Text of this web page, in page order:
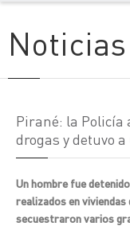
Noticias
Pirané: la Policía
drogas y detuvo
Un hombre fue
realizados en
secuestraron varios